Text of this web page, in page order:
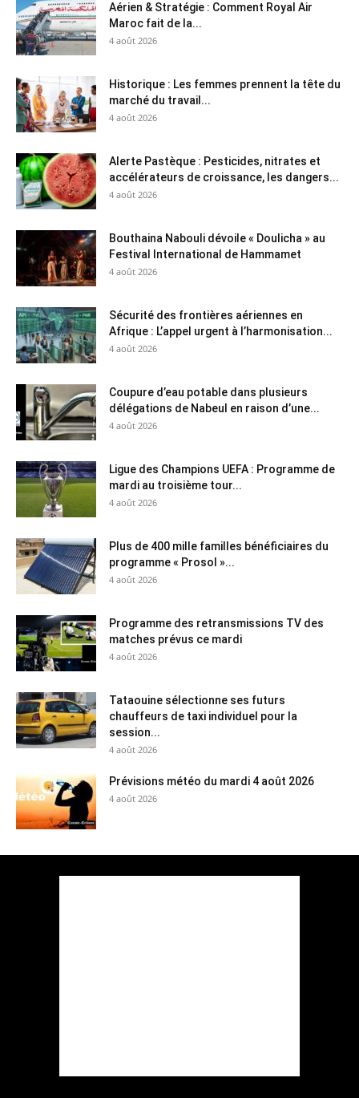
Aérien & Stratégie : Comment Royal Air
Maroc fait de la...
4 août 2026
Historique : Les femmes prennent la tête du
marché du travail...
4 août 2026
Alerte Pastèque : Pesticides, nitrates et
accélérateurs de croissance, les dangers...
4 août 2026
Bouthaina Nabouli dévoile « Doulicha » au
Festival International de Hammamet
4 août 2026
Sécurité des frontières aériennes en
Afrique : L’appel urgent à l’harmonisation...
4 août 2026
Coupure d’eau potable dans plusieurs
délégations de Nabeul en raison d’une...
4 août 2026
Ligue des Champions UEFA : Programme de
mardi au troisième tour...
4 août 2026
Plus de 400 mille familles bénéficiaires du
programme « Prosol »...
4 août 2026
Programme des retransmissions TV des
matches prévus ce mardi
4 août 2026
Tataouine sélectionne ses futurs
chauffeurs de taxi individuel pour la
session...
4 août 2026
Prévisions météo du mardi 4 août 2026
4 août 2026